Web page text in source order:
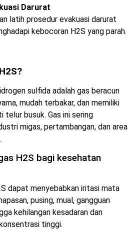
Darurat
latih prosedur evakuasi darurat
kebocoran H2S yang parah.
sulfida adalah gas beracun
mudah terbakar, dan memiliki
telur busuk. Gas ini sering
migas, pertambangan, dan area
H2S bagi kesehatan
dapat menyebabkan iritasi mata
pusing, mual, gangguan
kehilangan kesadaran dan
tinggi.